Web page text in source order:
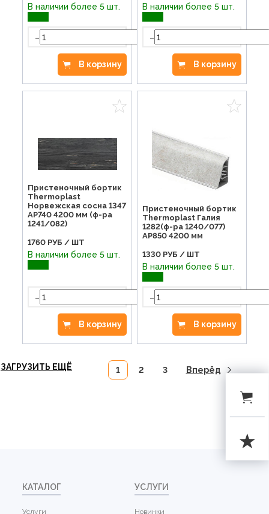
В наличии более 5 шт.
-
В корзину
В наличии более 5 шт.
-
В корзину
Пристеночный бортик
Thermoplast
Норвежская сосна 1347
AP740 4200 мм (ф-ра
1241/082)
1760 РУБ / ШТ
В наличии более 5 шт.
-
В корзину
Пристеночный бортик
Thermoplast Галия
1282(ф-ра 1240/077)
AP850 4200 мм
1330 РУБ / ШТ
В наличии более 5 шт.
-
В корзину
ЗАГРУЗИТЬ ЕЩЁ 1 2 3 Вперёд
КАТАЛОГ
Услуги
УСЛУГИ
Новинки